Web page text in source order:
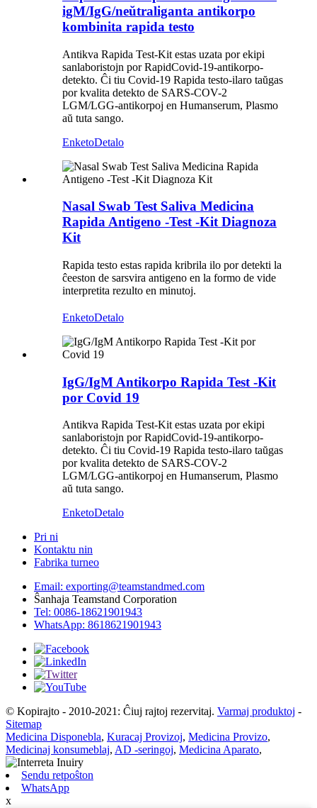
igM/IgG/neŭtraliganta antikorpo
kombinita rapida testo
Antikva Rapida Test-Kit estas uzata por ekipi
sanlaboristojn por RapidCovid-19-antikorpo-
detekto. Ĉi tiu Covid-19 Rapida testo-ilaro taŭgas
por kvalita detekto de SARS-COV-2
LGM/LGG-antikorpoj en Humanserum, Plasmo
aŭ tuta sango.
EnketoDetalo
Nasal Swab Test Saliva Medicina
Rapida Antigeno -Test -Kit Diagnoza
Kit
Rapida testo estas rapida kribrila ilo por detekti la
ĉeeston de sarsvira antigeno en la formo de vide
interpretita rezulto en minutoj.
EnketoDetalo
IgG/IgM Antikorpo Rapida Test -Kit
por Covid 19
Antikva Rapida Test-Kit estas uzata por ekipi
sanlaboristojn por RapidCovid-19-antikorpo-
detekto. Ĉi tiu Covid-19 Rapida testo-ilaro taŭgas
por kvalita detekto de SARS-COV-2
LGM/LGG-antikorpoj en Humanserum, Plasmo
aŭ tuta sango.
EnketoDetalo
Pri ni
Kontaktu nin
Fabrika turneo
Email: exporting@teamstandmed.com
Ŝanhaja Teamstand Corporation
Tel: 0086-18621901943
WhatsApp: 8618621901943
© Kopirajto - 2010-2021: Ĉiuj rajtoj rezervitaj. Varmaj produktoj -
Sitemap
Medicina Disponebla, Kuracaj Provizoj, Medicina Provizo,
Medicinaj konsumeblaj, AD -seringoj, Medicina Aparato,
Sendu retpoŝton
WhatsApp
x